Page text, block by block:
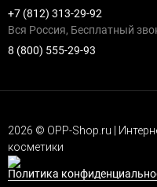
+7 (812) 313-29-92
Вся Россия, Бесплатный
8 (800) 555-29-93
2026 © OPP-Shop.ru |
косметики
Политика